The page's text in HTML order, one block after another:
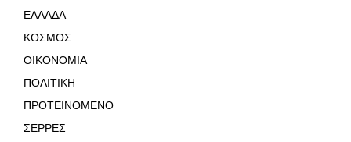
ΕΛΛΑΔΑ
ΚΟΣΜΟΣ
ΟΙΚΟΝΟΜΙΑ
ΠΟΛΙΤΙΚΗ
ΠΡΟΤΕΙΝΟΜΕΝΟ
ΣΕΡΡΕΣ